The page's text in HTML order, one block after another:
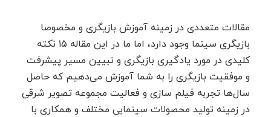
مقالات متعددی در زمینه آموزش بازیگری و مخصوصا
بازیگری سینما وجود دارد، اما ما در این مقاله ۱۵ نکته
کلیدی در مورد یادگیری بازیگری و تبیین مسیر پیشرفت
و موفقیت بازیگری را به شما آموزش می‌دهیم که حاصل
سال‌ها تجربه فیلم سازی و فعالیت مجموعه تصویر شرقی
در زمینه تولید محصولات سینمایی مختلف و همکاری با